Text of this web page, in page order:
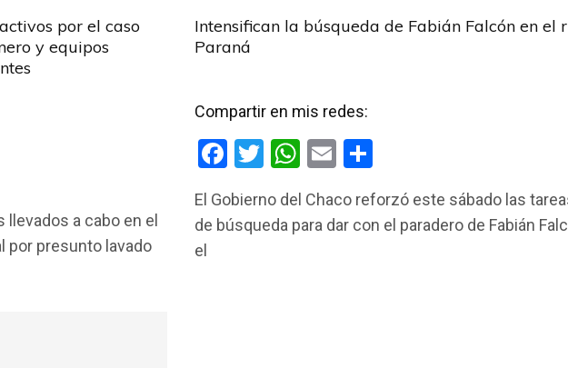
por el caso
y equipos
a cabo en el
por presunto lavado
Intensifican la búsqueda de Fabián Falcón en el
Paraná
Compartir en mis redes:
F
ce
b
T
tt
er
W
at
s
E
ail m
p
El Gobierno del Chaco reforzó este sábado las
de búsqueda para dar con el paradero de Fabián
el